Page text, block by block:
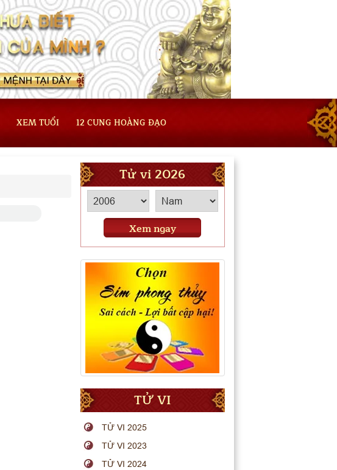
XEM TUỔI 12 CUNG HOÀNG ĐẠO
Tử vi 2026
Xem ngay
TỬ VI
TỬ VI 2025
TỬ VI 2023
TỬ VI 2024